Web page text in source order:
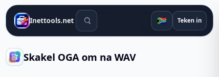
Inettools.net Soek gereedskap 🇿🇦 Teken in
Skakel OGA om na WAV